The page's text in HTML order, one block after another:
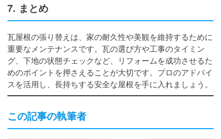
7. まとめ
瓦屋根の張り替えは、家の耐久性や美観を維持するために
重要なメンテナンスです。瓦の選び方や工事のタイミン
グ、下地の状態チェックなど、リフォームを成功させるた
めのポイントを押さえることが大切です。プロのアドバイ
スを活用し、長持ちする安全な屋根を手に入れましょう。
この記事の執筆者